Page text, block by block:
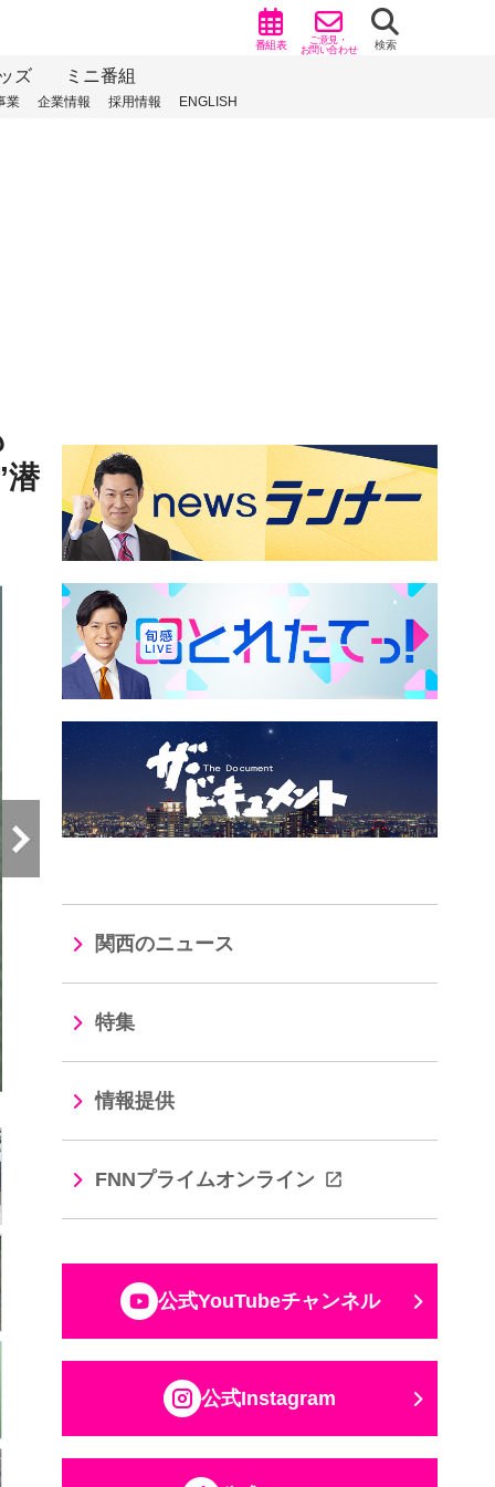
番組表 ご意見・
お問い合わせ 検索
ズ ミニ番組
業 企業情報 採用情報 ENGLISH
関西のニュース
特集
情報提供
FNNプライムオンライン
公式YouTubeチャンネル
公式Instagram